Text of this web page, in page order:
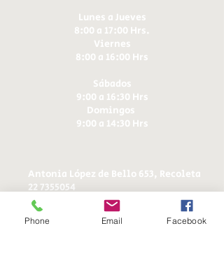
Lunes a Jueves
8:00 a 17:00 Hrs.
Viernes
8:00 a 16:00 Hrs​
Sábados
9:00 a 16:30 Hrs
Domingos
9:00 a 14:30 Hrs
Antonia López de Bello 653, Recoleta
22 7355054
22 7375725
+56 9 75224598
ducereposteria@gmail.com
Phone Email Facebook